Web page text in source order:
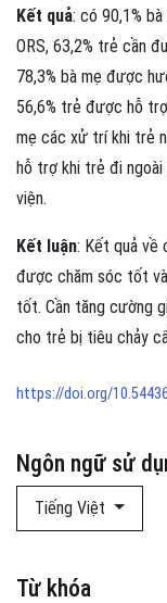
Ngôn ngữ sử
Tiếng Việt
Kết quả: có 90,1%
ORS, 63,2% trẻ cần
78,3% bà mẹ được
56,6% trẻ được hỗ
mẹ các xử trí khi trẻ
hỗ trợ khi trẻ đi ngoài
viện.
Kết luận: Kết quả về
được chăm sóc tốt
tốt. Cần tăng cường
cho trẻ bị tiêu chảy
https://doi.org/
Từ khóa